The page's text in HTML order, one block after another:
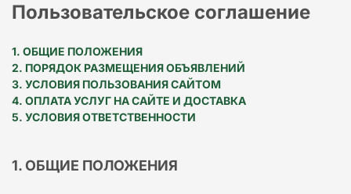
Пользовательское соглашение
1. ОБЩИЕ ПОЛОЖЕНИЯ
2. ПОРЯДОК РАЗМЕЩЕНИЯ ОБЪЯВЛЕНИЙ
3. УСЛОВИЯ ПОЛЬЗОВАНИЯ САЙТОМ
4. ОПЛАТА УСЛУГ НА САЙТЕ И ДОСТАВКА
5. УСЛОВИЯ ОТВЕТСТВЕННОСТИ
1. ОБЩИЕ ПОЛОЖЕНИЯ